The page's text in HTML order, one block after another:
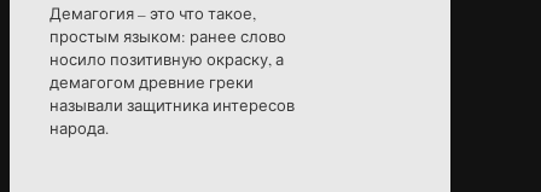
Демагогия – это что такое,
простым языком: ранее слово
носило позитивную окраску, а
демагогом древние греки
называли защитника интересов
народа.